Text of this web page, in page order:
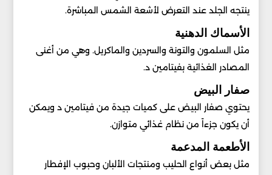
ينتجه الجلد عند التعرض لأشعة الشمس المباشرة.
الأسماك الدهنية
مثل السلمون والتونة والسردين والماكريل. وهي من أغنى
المصادر الغذائية بفيتامين د.
صفار البيض
يحتوي صفار البيض على كميات جيدة من فيتامين د ويمكن
أن يكون جزءاً من نظام غذائي متوازن.
الأطعمة المدعمة
مثل بعض أنواع الحليب ومنتجات الألبان وحبوب الإفطار